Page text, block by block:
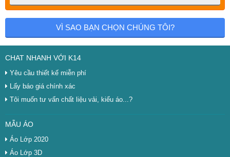
VÌ SAO BẠN CHỌN CHÚNG TÔI?
CHAT NHANH VỚI K14
Yêu cầu thiết kế miễn phí
Lấy báo giá chính xác
Tôi muốn tư vấn chất liệu vải, kiểu áo...?
MẪU ÁO
Áo Lớp 2020
Áo Lớp 3D